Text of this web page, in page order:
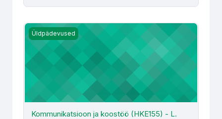
Kommunikatsioon ja koostöö (HKE155) - L. Tarkus
Üldpädevused
Kommunikatsioon ja koostöö (HKE155) - L.